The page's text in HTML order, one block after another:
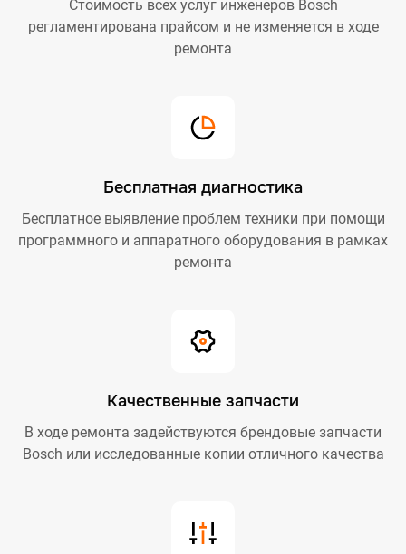
Стоимость всех услуг инженеров Bosch
регламентирована прайсом и не изменяется в ходе
ремонта
Бесплатная диагностика
Бесплатное выявление проблем техники при помощи
программного и аппаратного оборудования в рамках
ремонта
Качественные запчасти
В ходе ремонта задействуются брендовые запчасти
Bosch или исследованные копии отличного качества